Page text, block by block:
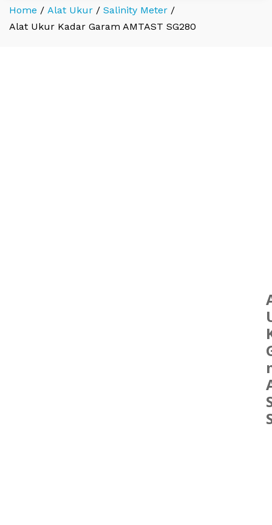
Home / Alat Ukur / Salinity Meter /
Alat Ukur Kadar Garam AMTAST SG280